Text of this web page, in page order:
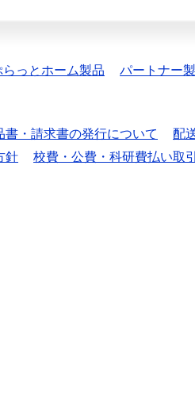
らっとホーム製品 パートナー
書・請求書の発行について 配
針 校費・公費・科研費払い取